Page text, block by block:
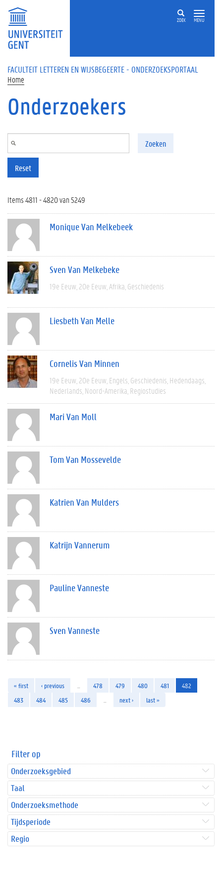
Overslaan en naar de inhoud gaan
ZOEK MENU
FACULTEIT LETTEREN EN WIJSBEGEERTE - ONDERZOEKSPORTAAL
Home
Onderzoekers
Zoeken
Reset
Items 4811 - 4820 van 5249
Monique Van Melkebeek
Sven Van Melkebeke
19e Eeuw 20e Eeuw Afrika Geschiedenis
Liesbeth Van Melle
Cornelis Van Minnen
19e Eeuw 20e Eeuw Engels Geschiedenis Hedendaags
Nederlands Noord-Amerika Regiostudies
Mari Van Moll
Tom Van Mossevelde
Katrien Van Mulders
Katrijn Vannerum
Pauline Vanneste
Sven Vanneste
« first ‹ previous 478 479 480 481
482
483
484 485 486 next › last »
Filter op
Onderzoeksgebied
Taal
Onderzoeksmethode
Tijdsperiode
Regio